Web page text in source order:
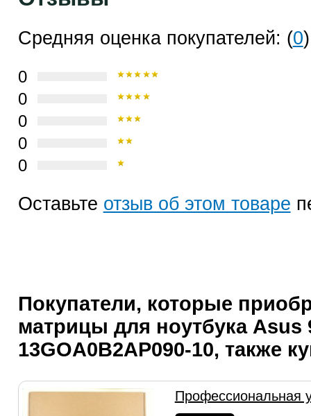
Средняя оценка покупателей: (0)
0
0
0
0
0
Оставьте отзыв об этом товаре
Покупатели, которые
матрицы для ноутбука Asus
13GOA0B2AP090-10, также
Профессиональная